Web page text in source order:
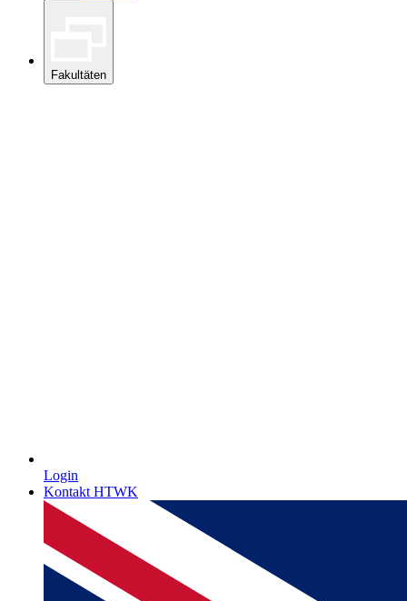
Fakultäten
Login
Kontakt HTWK